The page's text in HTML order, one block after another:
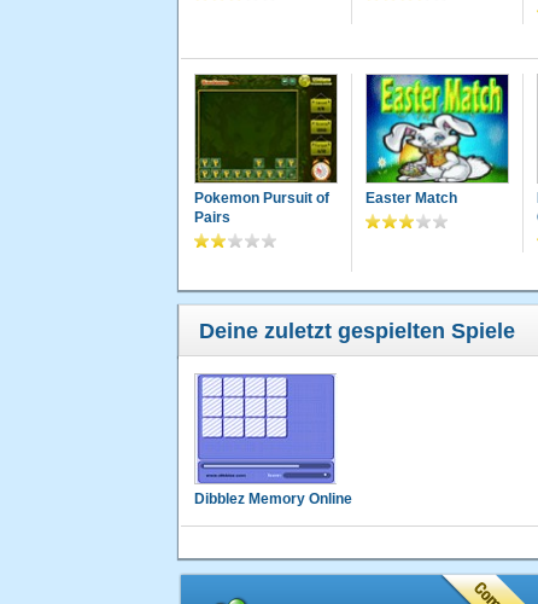
Pokemon Pursuit of
Pairs
Easter Match
Deine zuletzt gespielten Spiele
Dibblez Memory Online